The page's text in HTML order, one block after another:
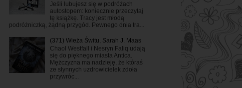
Jeśli lubujesz się w podróżach
autostopem: koniecznie przeczytaj
tę książkę. Tracy jest młodą
podróżniczką, żądną przygód. Pewnego dnia tra...
(371) Wieża Świtu, Sarah J. Maas
Chaol Westfall i Nesryn Faliq udają
się do pięknego miasta Antica.
Mężczyzna ma nadzieję, że któraś
ze słynnych uzdrowicielek zdoła
przywróc...